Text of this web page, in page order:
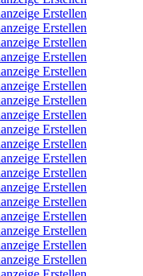
Erstellen
Erstellen
Erstellen
Erstellen
Erstellen
Erstellen
Erstellen
Erstellen
Erstellen
Erstellen
Erstellen
Erstellen
Erstellen
Erstellen
Erstellen
Erstellen
Erstellen
Erstellen